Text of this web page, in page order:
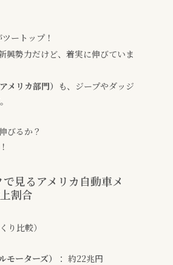
ートップ！
興勢力だけど、着実に伸びていま
リカ部門）
も、ジープやダッジ
びるか？
見るアメリカ自動車メ
割合
り比較）
モーターズ）
： 約22兆円